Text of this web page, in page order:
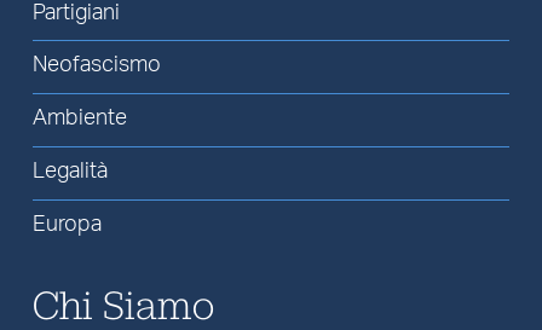
Partigiani
Neofascismo
Ambiente
Legalità
Europa
Chi Siamo